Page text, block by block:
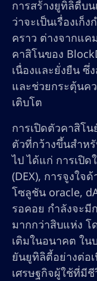
การสร้างยูทิลิตี้บ
ว่าจะเป็นเรื่องเก็
คราว ต่างจากแค
คาสิโนของ
เนื่องและยั่งยืน ซึ่
และช่วยกระตุ้นค
เติบโต
การเปิดตัวคาสิโ
ตัวที่กว้างขึ้นสำห
ไป ได้แก่ การเปิ
(DEX), การจูงใจ
โซลูชัน oracle,
รอคอย กำลังจะมี
มากกว่าสิบแห่ง โ
เติมในอนาคต ใน
ยันยูทิลิตี้อย่างต่อ
เศรษฐกิจผู้ใช้ที่มี